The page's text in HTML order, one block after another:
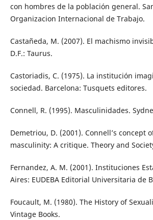
con hombres de la población general.
Organizacion Internacional de Trabajo.
Castañeda, M. (2007). El machismo
D.F.: Taurus.
Castoriadis, C. (1975). La institución
sociedad. Barcelona: Tusquets editores.
Connell, R. (1995). Masculinidades.
Demetriou, D. (2001). Connell’s concept
masculinity: A critique. Theory and
Fernandez, A. M. (2001). Instituciones
Aires: EUDEBA Editorial Universitaria de
Foucault, M. (1980). The History of
Vintage Books.